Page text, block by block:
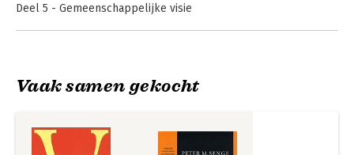
De vijfde discipline
Deel 5 - Gemeenschappelijke visie
Vaak samen gekocht